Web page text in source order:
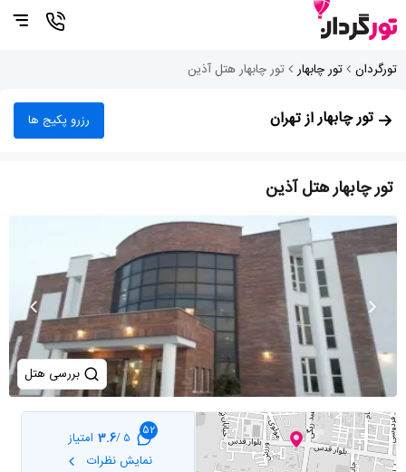
تورگردان تور چابهار تور چابهار هتل آذین
تور چابهاراز تهران رزرو پکیج ها
تور چابهار هتل آذین
بررسی هتل
52
5 /
3.6 امتیاز
نمایش نظرات